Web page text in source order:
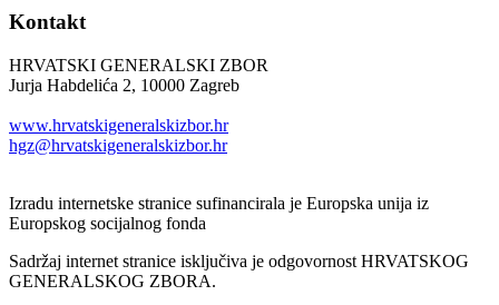
Kontakt
HRVATSKI GENERALSKI ZBOR
Jurja Habdelića 2, 10000 Zagreb
www.hrvatskigeneralskizbor.hr
hgz@hrvatskigeneralskizbor.hr
Izradu internetske stranice sufinancirala je Europska unija iz
Europskog socijalnog fonda
Sadržaj internet stranice isključiva je odgovornost HRVATSKOG
GENERALSKOG ZBORA.